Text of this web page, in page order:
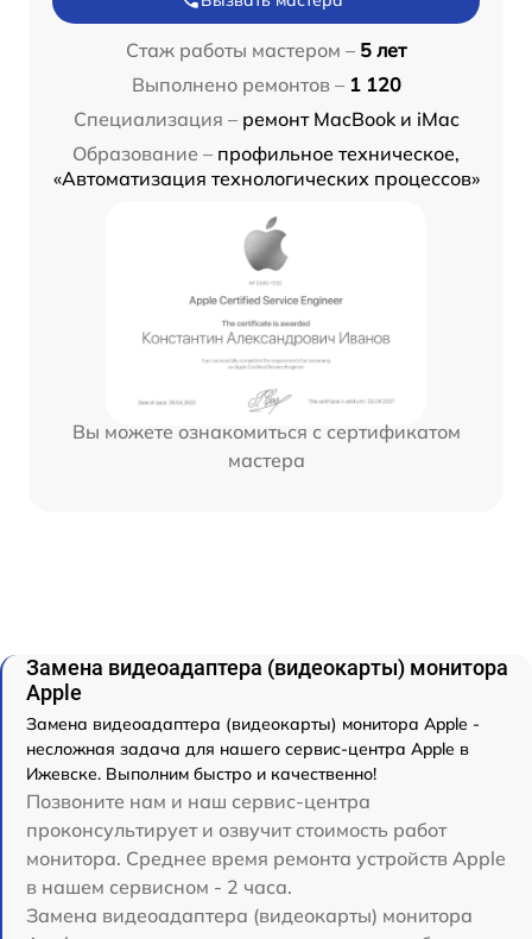
Стаж работы мастером – 5 лет
Выполнено ремонтов – 1 120
Специализация – ремонт MacBook и iMac
Образование – профильное техническое,
«Автоматизация технологических процессов»
Вы можете ознакомиться с сертификатом
мастера
Замена видеоадаптера (видеокарты) монитора
Apple
Замена видеоадаптера (видеокарты) монитора Apple -
несложная задача для нашего сервис-центра Apple в
Ижевске. Выполним быстро и качественно!
Позвоните нам и наш сервис-центра
проконсультирует и озвучит стоимость работ
монитора. Среднее время ремонта устройств Apple
в нашем сервисном - 2 часа.
Замена видеоадаптера (видеокарты) монитора